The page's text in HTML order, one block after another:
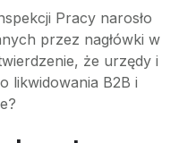
Pracy narosło
przez nagłówki w
że urzędy i
likwidowania B2B i